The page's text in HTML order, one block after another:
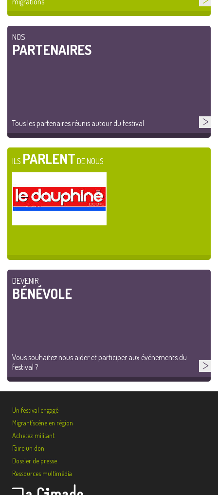
NOS
PARTENAIRES
Tous les partenaires réunis autour du festival
ILS PARLENT DE NOUS
DEVENIR
BÉNÉVOLE
Vous souhaitez nous aider et participer aux événements du
festival ?
Un festival engagé
Migrant’scène en région
Achetez militant
Faire un don
Dossier de presse
Ressources multimédia